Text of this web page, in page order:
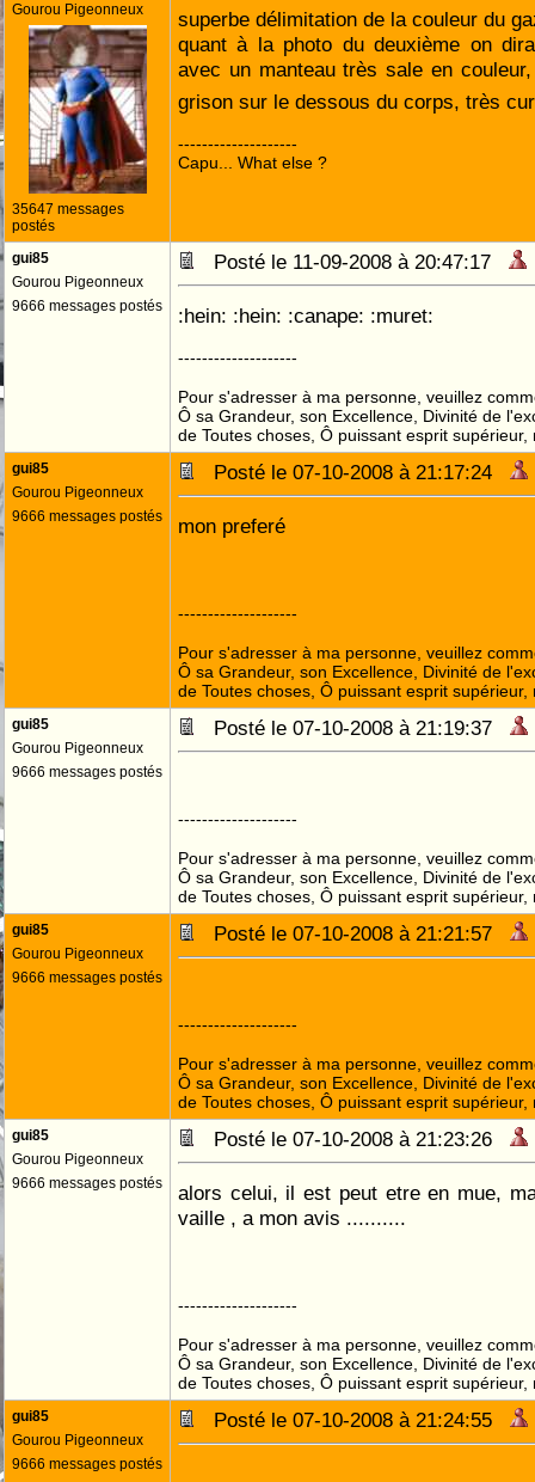
Gourou Pigeonneux
35647 messages
postés
superbe délimitation de la couleur du
quant à la photo du deuxième on
avec un manteau très sale en
grison sur le dessous du corps, très
--------------------
Capu... What else ?
gui85
Gourou Pigeonneux
9666 messages postés
Posté le 11-09-2008 à 20:47:17
:hein: :hein: :canape: :muret:
--------------------
Pour s'adresser à ma personne, veuillez
Ô sa Grandeur, son Excellence, Divinité de
de Toutes choses, Ô puissant esprit supérieur,
gui85
Gourou Pigeonneux
9666 messages postés
Posté le 07-10-2008 à 21:17:24
mon preferé
--------------------
Pour s'adresser à ma personne, veuillez
Ô sa Grandeur, son Excellence, Divinité de
de Toutes choses, Ô puissant esprit supérieur,
gui85
Gourou Pigeonneux
9666 messages postés
Posté le 07-10-2008 à 21:19:37
--------------------
Pour s'adresser à ma personne, veuillez
Ô sa Grandeur, son Excellence, Divinité de
de Toutes choses, Ô puissant esprit supérieur,
gui85
Gourou Pigeonneux
9666 messages postés
Posté le 07-10-2008 à 21:21:57
--------------------
Pour s'adresser à ma personne, veuillez
Ô sa Grandeur, son Excellence, Divinité de
de Toutes choses, Ô puissant esprit supérieur,
gui85
Gourou Pigeonneux
9666 messages postés
Posté le 07-10-2008 à 21:23:26
alors celui, il est peut etre en mue,
vaille , a mon avis ..........
--------------------
Pour s'adresser à ma personne, veuillez
Ô sa Grandeur, son Excellence, Divinité de
de Toutes choses, Ô puissant esprit supérieur,
gui85
Gourou Pigeonneux
9666 messages postés
Posté le 07-10-2008 à 21:24:55